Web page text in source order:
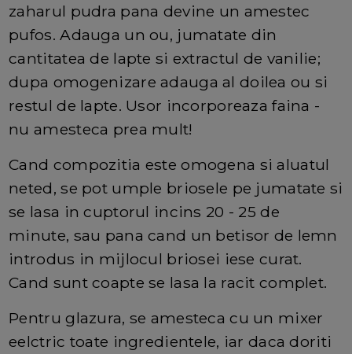
zaharul pudra pana devine un amestec
pufos. Adauga un ou, jumatate din
cantitatea de lapte si extractul de vanilie;
dupa omogenizare adauga al doilea ou si
restul de lapte. Usor incorporeaza faina -
nu amesteca prea mult!
Cand compozitia este omogena si aluatul
neted, se pot umple briosele pe jumatate si
se lasa in cuptorul incins 20 - 25 de
minute, sau pana cand un betisor de lemn
introdus in mijlocul briosei iese curat.
Cand sunt coapte se lasa la racit complet.
Pentru glazura, se amesteca cu un mixer
eelctric toate ingredientele, iar daca doriti